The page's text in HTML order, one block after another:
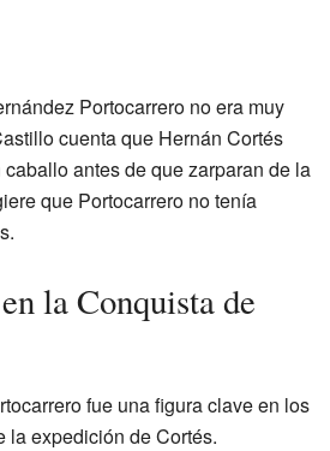
Portocarrero no era muy
cuenta que Hernán Cortés
antes de que zarparan de la
que Portocarrero no tenía
la Conquista de
fue una figura clave en los
la expedición de Cortés.